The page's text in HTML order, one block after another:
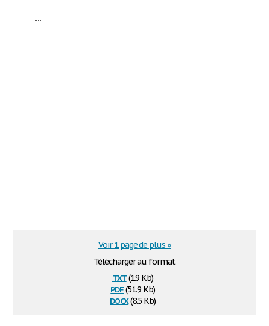
...
Télécharger au format
txt(1.9 Kb)
pdf(51.9 Kb)
docx(8.5 Kb)
Voir 1 page de plus »